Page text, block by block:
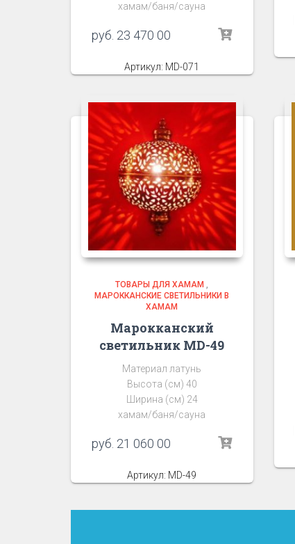
хамам/баня/сауна
руб. 23 470 00
Артикул: MD-071
ТОВАРЫ ДЛЯ ХАМАМ
МАРОККАНСКИЕ СВЕТИЛЬНИКИ В
ХАМАМ
Марокканский
светильник MD-49
Материал латунь
Высота (см) 40
Ширина (см) 24
хамам/баня/сауна
руб. 21 060 00
Артикул: MD-49